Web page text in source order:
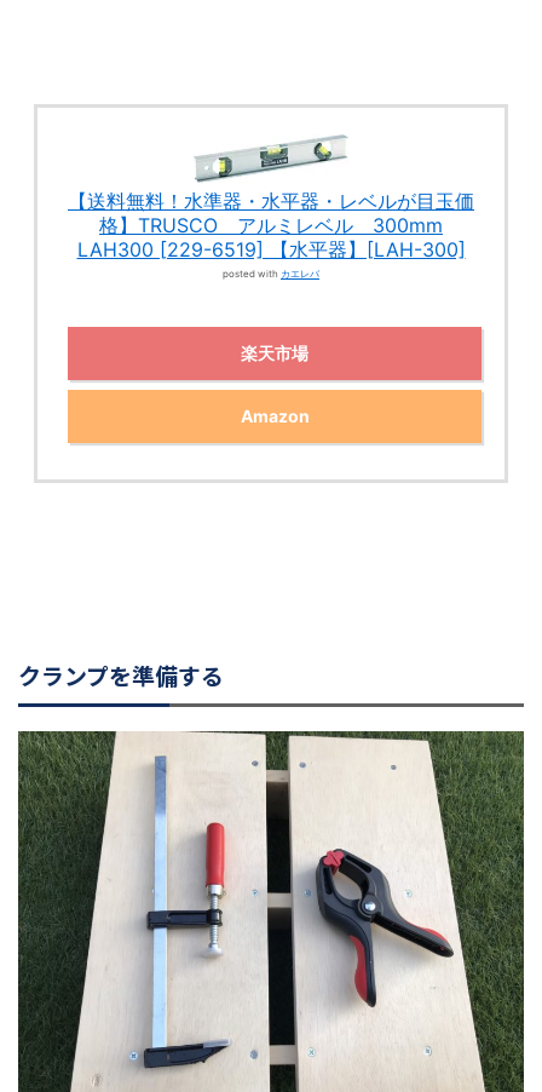
【送料無料！水準器・水平器・レベルが目玉価
格】TRUSCO アルミレベル 300mm
LAH300 [229-6519] 【水平器】[LAH-300]
posted with カエレバ
楽天市場
Amazon
クランプを準備する